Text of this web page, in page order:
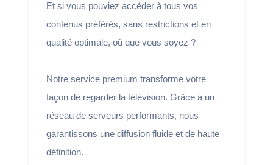
Et si vous pouviez accéder à tous vos
contenus préférés, sans restrictions et en
qualité optimale, où que vous soyez ?
Notre service premium transforme votre
façon de regarder la télévision. Grâce à un
réseau de serveurs performants, nous
garantissons une diffusion fluide et de haute
définition.